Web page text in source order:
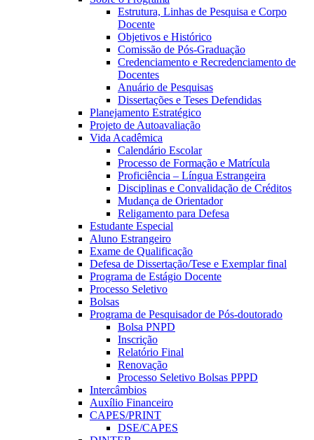
Estrutura, Linhas de Pesquisa e Corpo
Docente
Objetivos e Histórico
Comissão de Pós-Graduação
Credenciamento e Recredenciamento de
Docentes
Anuário de Pesquisas
Dissertações e Teses Defendidas
Planejamento Estratégico
Projeto de Autoavaliação
Vida Acadêmica
Calendário Escolar
Processo de Formação e Matrícula
Proficiência – Língua Estrangeira
Disciplinas e Convalidação de Créditos
Mudança de Orientador
Religamento para Defesa
Estudante Especial
Aluno Estrangeiro
Exame de Qualificação
Defesa de Dissertação/Tese e Exemplar final
Programa de Estágio Docente
Processo Seletivo
Bolsas
Programa de Pesquisador de Pós-doutorado
Bolsa PNPD
Inscrição
Relatório Final
Renovação
Processo Seletivo Bolsas PPPD
Intercâmbios
Auxílio Financeiro
CAPES/PRINT
DSE/CAPES